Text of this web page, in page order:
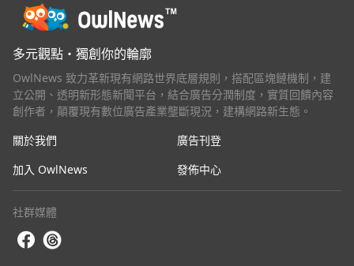
多元觀點・獨創你的輪廓
OwlNews 致力革新現有網路世界底層規則，搭配區塊鏈機制，建
立公開、透明新形態新聞平台，結合廣告分潤制度，實質回饋內容
創作者，顛覆現有數位廣告產業壟斷現況，建構網路新生態。
關於我們
廣告刊登
加入 OwlNews
發佈中心
社群媒體